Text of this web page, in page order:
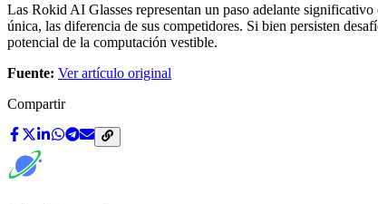
Las Rokid AI Glasses representan un paso adelante
única, las diferencia de sus competidores. Si bien persisten
potencial de la computación vestible.
Fuente: Ver artículo original
Compartir